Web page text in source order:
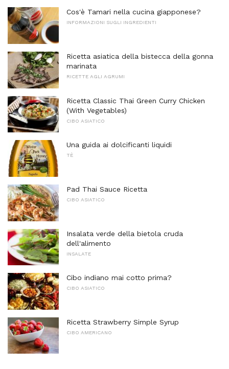
Cos'è Tamari nella cucina giapponese?
INFORMAZIONI SUGLI INGREDIENTI
Ricetta asiatica della bistecca della gonna
marinata
RICETTE AGLI AGRUMI
Ricetta Classic Thai Green Curry Chicken
(With Vegetables)
CIBO ASIATICO
Una guida ai dolcificanti liquidi
TÈ
Pad Thai Sauce Ricetta
CIBO ASIATICO
Insalata verde della bietola cruda
dell'alimento
INSALATE
Cibo indiano mai cotto prima?
CIBO ASIATICO
Ricetta Strawberry Simple Syrup
CIBO AMERICANO